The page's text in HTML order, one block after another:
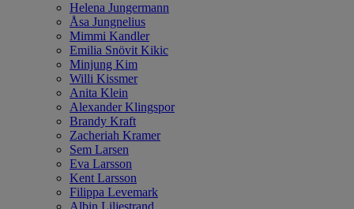
Helena Jungermann
Åsa Jungnelius
Mimmi Kandler
Emilia Snövit Kikic
Minjung Kim
Willi Kissmer
Anita Klein
Alexander Klingspor
Brandy Kraft
Zacheriah Kramer
Sem Larsen
Eva Larsson
Kent Larsson
Filippa Levemark
Albin Liljestrand